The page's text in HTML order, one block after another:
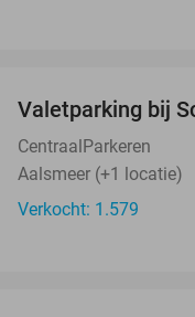
Valetparking bij
CentraalParkeren
Aalsmeer (+1 locatie)
Verkocht: 1.579